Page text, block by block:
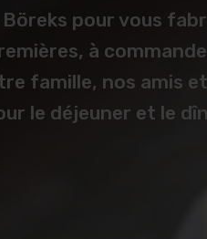
pour vous
à
famille, nos amis
le déjeuner et le